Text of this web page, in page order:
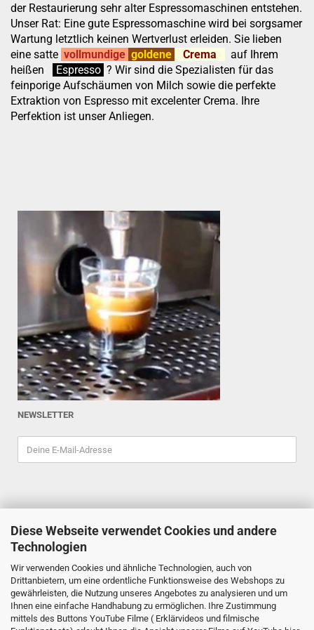
Diese Webseite verwendet Cookies und andere
Technologien
Wir verwenden Cookies und ähnliche Technologien, auch von
Drittanbietern, um eine ordentliche Funktionsweise des Webshops zu
gewährleisten, die Nutzung unseres Angebotes zu analysieren und um
Ihnen eine einfache Handhabung zu ermöglichen. Ihre Zustimmung
mittels des Buttons YouTube Filme ( Erklärvideos und filmische
der Restaurierung sehr alter Espressomaschinen entstehen.
Unser Rat: Eine gute Espressomaschine wird bei sorgsamer
Wartung letztlich keinen Wertverlust erleiden. Sie lieben
eine satte vollmundige goldene Crema
auf Ihrem
heißen
Espresso ? Wir sind die Spezialisten für das
feinporige Aufschäumen von Milch sowie die perfekte
Extraktion von Espresso mit excelenter Crema. Ihre
Perfektion ist unser Anliegen.
NEWSLETTER
ESPRESSOINDEX
Reiner Schiefler
Tel. 0201/87898333
espressoindex @gmx.de
Mathildenstr. 29